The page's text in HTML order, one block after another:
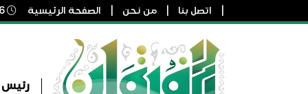
اتصل بنا من نحن الصفحة الرئيسية
رئيس